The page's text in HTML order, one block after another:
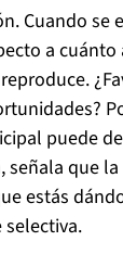
Cuando
a
puede
señala que
estás